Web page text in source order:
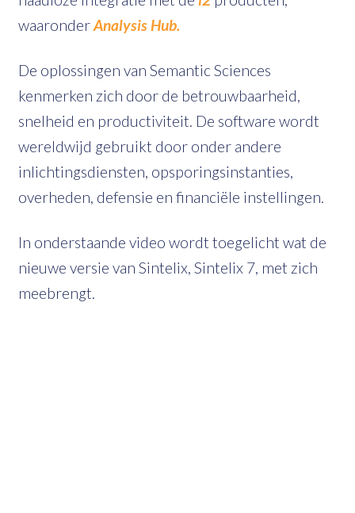
waaronderAnalysis Hub.
De oplossingen van Semantic Sciences
kenmerken zich door de betrouwbaarheid,
snelheid en productiviteit. De software wordt
wereldwijd gebruikt door onder andere
inlichtingsdiensten, opsporingsinstanties,
overheden, defensie en financiële instellingen.
In onderstaande video wordt toegelicht wat de
nieuwe versie van Sintelix, Sintelix 7, met zich
meebrengt.